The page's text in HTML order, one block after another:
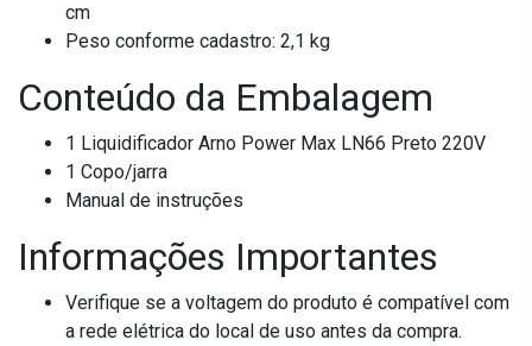
cm
Peso conforme cadastro: 2,1 kg
Conteúdo da Embalagem
1 Liquidificador Arno Power Max LN66 Preto 220V
1 Copo/jarra
Manual de instruções
Informações Importantes
Verifique se a voltagem do produto é compatível com
a rede elétrica do local de uso antes da compra.